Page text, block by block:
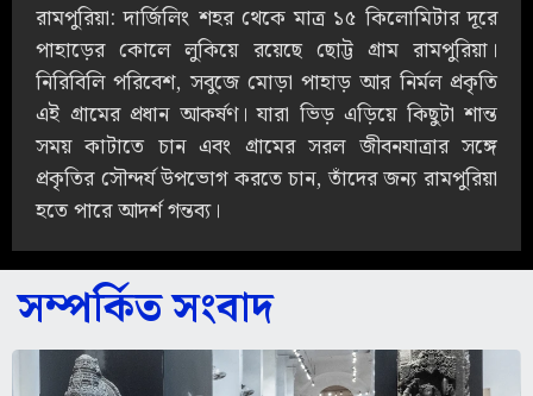
রামপুরিয়া: দার্জিলিং শহর থেকে মাত্র ১৫ কিলোমিটার দূরে
পাহাড়ের কোলে লুকিয়ে রয়েছে ছোট্ট গ্রাম রামপুরিয়া।
নিরিবিলি পরিবেশ, সবুজে মোড়া পাহাড় আর নির্মল প্রকৃতি
এই গ্রামের প্রধান আকর্ষণ। যারা ভিড় এড়িয়ে কিছুটা শান্ত
সময় কাটাতে চান এবং গ্রামের সরল জীবনযাত্রার সঙ্গে
প্রকৃতির সৌন্দর্য উপভোগ করতে চান, তাঁদের জন্য রামপুরিয়া
হতে পারে আদর্শ গন্তব্য।
সম্পর্কিত সংবাদ